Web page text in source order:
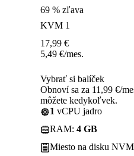
69 % zľava
KVM 1
17,99 €
5,49 €/mes.
Vybrať si balíček
Obnoví sa za 11,99 €/
môžete kedykoľvek.
1 vCPU jadro
RAM: 4 GB
Miesto na disku